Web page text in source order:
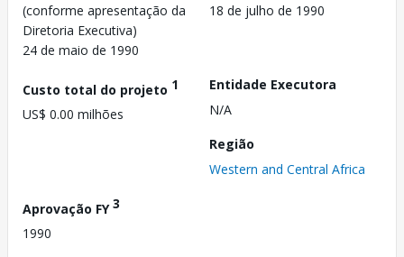
(conforme apresentação da
Diretoria Executiva)
24 de maio de 1990
18 de julho de 1990
Custo total do projeto 1
US$ 0.00 milhões
Entidade Executora
N/A
Região
Western and Central Africa
Aprovação FY3
1990